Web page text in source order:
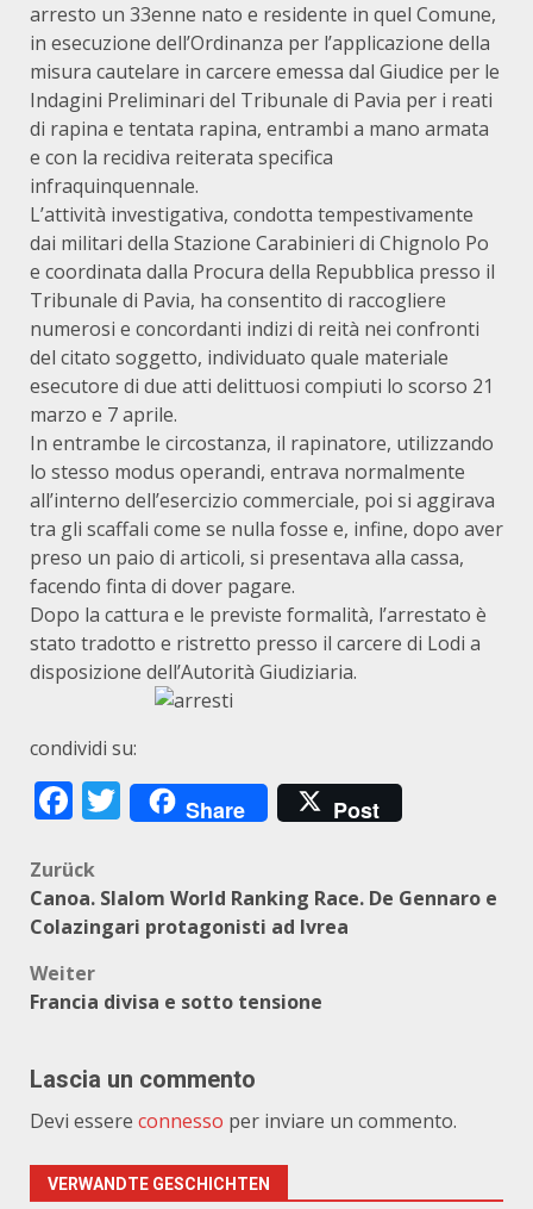
arresto un 33enne nato e residente in quel Comune,
in esecuzione dell’Ordinanza per l’applicazione della
misura cautelare in carcere emessa dal Giudice per le
Indagini Preliminari del Tribunale di Pavia per i reati
di rapina e tentata rapina, entrambi a mano armata
e con la recidiva reiterata specifica
infraquinquennale.
L’attività investigativa, condotta tempestivamente
dai militari della Stazione Carabinieri di Chignolo Po
e coordinata dalla Procura della Repubblica presso il
Tribunale di Pavia, ha consentito di raccogliere
numerosi e concordanti indizi di reità nei confronti
del citato soggetto, individuato quale materiale
esecutore di due atti delittuosi compiuti lo scorso 21
marzo e 7 aprile.
In entrambe le circostanza, il rapinatore, utilizzando
lo stesso modus operandi, entrava normalmente
all’interno dell’esercizio commerciale, poi si aggirava
tra gli scaffali come se nulla fosse e, infine, dopo aver
preso un paio di articoli, si presentava alla cassa,
facendo finta di dover pagare.
Dopo la cattura e le previste formalità, l’arrestato è
stato tradotto e ristretto presso il carcere di Lodi a
disposizione dell’Autorità Giudiziaria.
condividi su:
Facebook
Twitter
Share Post
Beitragsnavigation
Zurück
Canoa. Slalom World Ranking Race. De Gennaro e
Colazingari protagonisti ad Ivrea
Weiter
Francia divisa e sotto tensione
Lascia un commento
Devi essere connesso per inviare un commento.
VERWANDTE GESCHICHTEN